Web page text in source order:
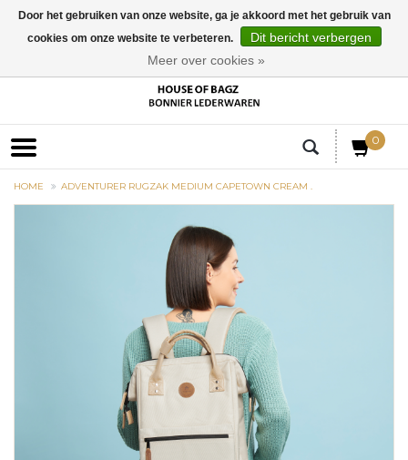
0
HOME ADVENTURER RUGZAK MEDIUM CAPETOWN CREAM .
Door het gebruiken van onze website, ga je akkoord met het gebruik van
cookies om onze website te verbeteren.
Dit bericht verbergen
Meer over cookies »